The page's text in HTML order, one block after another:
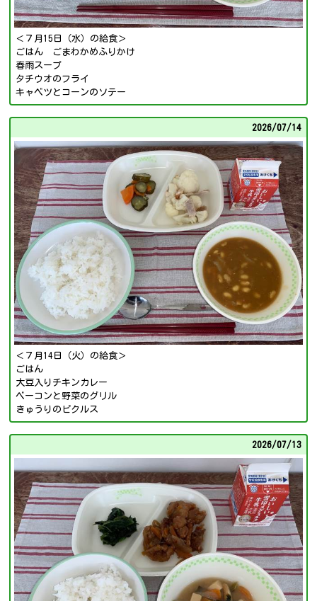
＜７月15日（水）の給食＞
ごはん ごまわかめふりかけ
春雨スープ
タチウオのフライ
キャベツとコーンのソテー
2026/07/14
＜７月14日（火）の給食＞
ごはん
大豆入りチキンカレー
ベーコンと野菜のグリル
きゅうりのピクルス
2026/07/13